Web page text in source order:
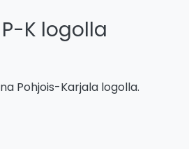
K logolla
Pohjois-Karjala logolla.